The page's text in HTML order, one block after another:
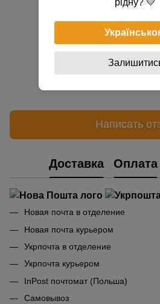
Написать
Доставка Оплата
Новая почта в отделение
Новая почта курьером
Укрпочта в отделение
Укрпочта курьером
InPost почтомат (Польша)
Самовывоз